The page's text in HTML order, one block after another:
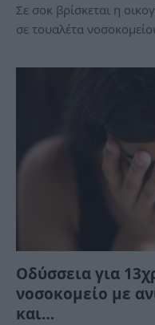
Σε σοκ βρίσκεται η
σε τουαλέτα
Οδύσσεια για
νοσοκομείο με
και…